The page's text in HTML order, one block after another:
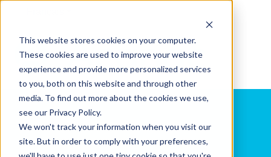
This website stores cookies on your computer.
These cookies are used to improve your website
experience and provide more personalized services
to you, both on this website and through other
media. To find out more about the cookies we use,
see our Privacy Policy.
We won't track your information when you visit our
site. But in order to comply with your preferences,